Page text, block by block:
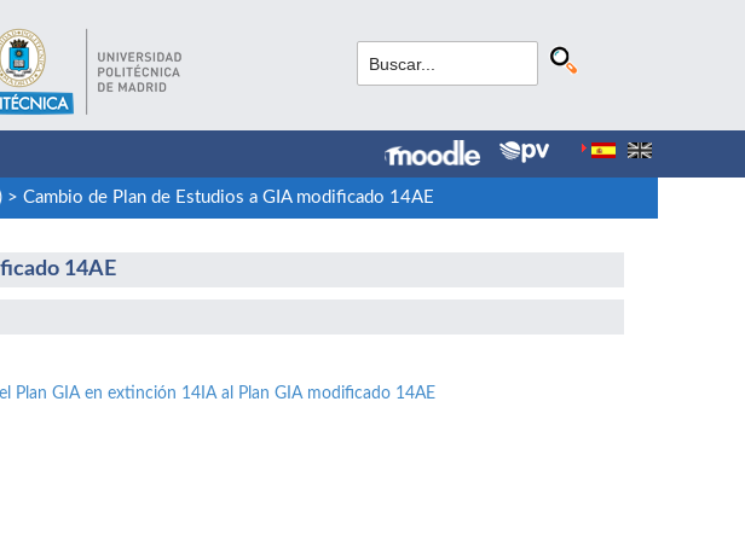
> Cambio de Plan de Estudios a GIA modificado 14AE
14AE
Plan GIA en extinción 14IA al Plan GIA modificado 14AE